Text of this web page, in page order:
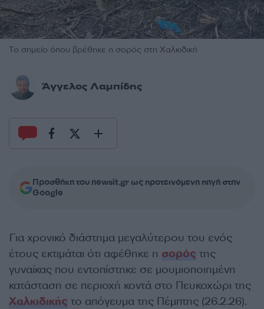
Το σημείο όπου βρέθηκε η σορός στη Χαλκιδική
Άγγελος Λαμπίδης
Προσθήκη του newsit.gr ως προτεινόμενη πηγή στην
Google
Για χρονικό διάστημα μεγαλύτερου του ενός
έτους εκτιμάται ότι αφέθηκε η σορός της
γυναίκας που εντοπίστηκε σε μουμιοποιημένη
κατάσταση σε περιοχή κοντά στο Πευκοχώρι της
Χαλκιδικής το απόγευμα της Πέμπτης (26.2.26).